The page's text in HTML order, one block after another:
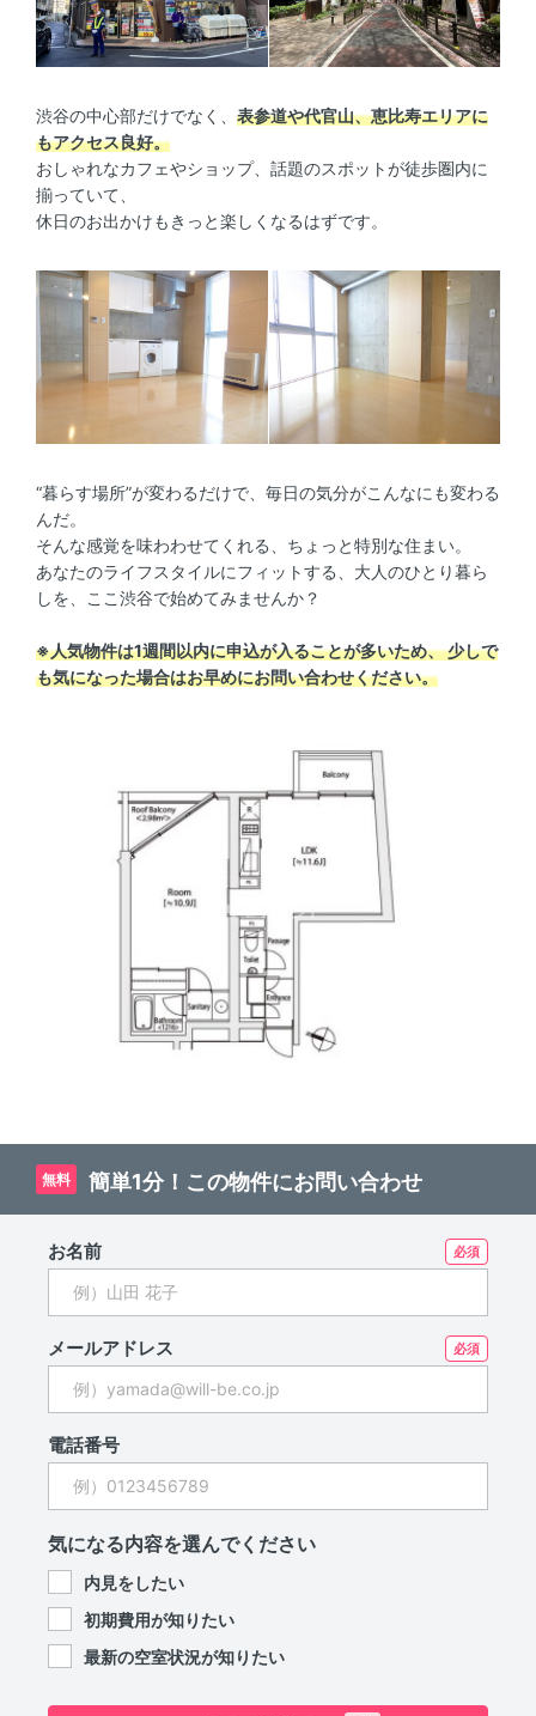
渋谷の中心部だけでなく、 表参道や代官山、恵比寿エリアに
もアクセス良好。
おしゃれなカフェやショップ、話題のスポットが徒歩圏内に
揃っていて、
休日のお出かけもきっと楽しくなるはずです。
“暮らす場所”が変わるだけで、毎日の気分がこんなにも変わる
んだ。
そんな感覚を味わわせてくれる、ちょっと特別な住まい。
あなたのライフスタイルにフィットする、大人のひとり暮ら
しを、ここ渋谷で始めてみませんか？
※人気物件は1週間以内に申込が入ることが多いため、 少しで
も気になった場合はお早めにお問い合わせください。
無料 簡単1分！この物件にお問い合わせ
お名前
メールアドレス
電話番号
気になる内容を選んでください
内見をしたい
初期費用が知りたい
最新の空室状況が知りたい